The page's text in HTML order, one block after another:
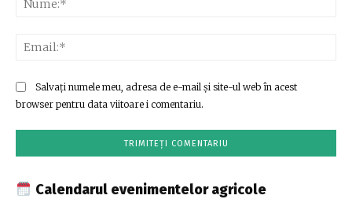
Salvați numele meu, adresa de e-mail și site-ul web în acest
browser pentru data viitoare i comentariu.
Calendarul evenimentelor agricole